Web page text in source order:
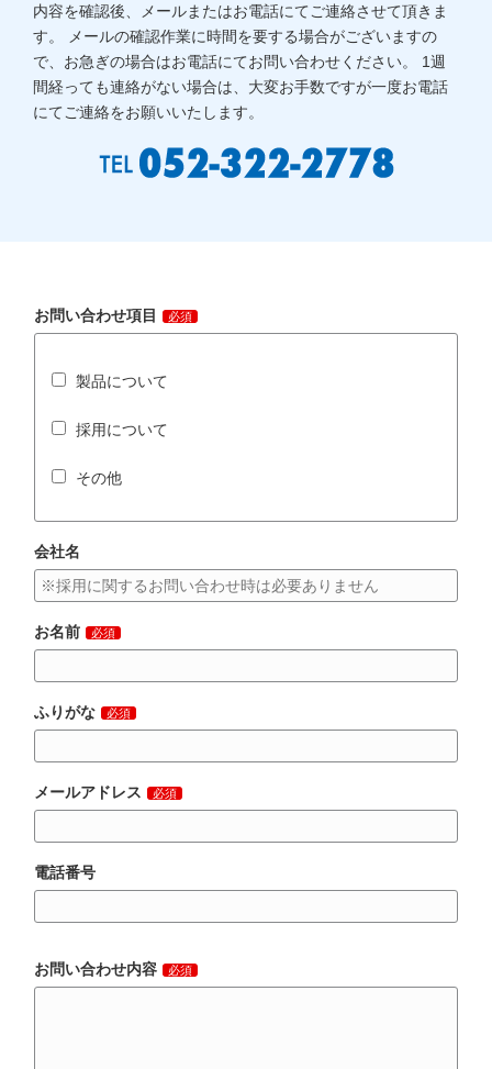
内容を確認後、メールまたはお電話にてご連絡させて頂きま
す。
メールの確認作業に時間を要する場合がございますの
で、お急ぎの場合はお電話にてお問い合わせください。
1週
間経っても連絡がない場合は、大変お手数ですが一度お電話
にてご連絡をお願いいたします。
お問い合わせ項目 必須
製品について
採用について
その他
会社名
お名前 必須
ふりがな 必須
メールアドレス 必須
電話番号
お問い合わせ内容 必須